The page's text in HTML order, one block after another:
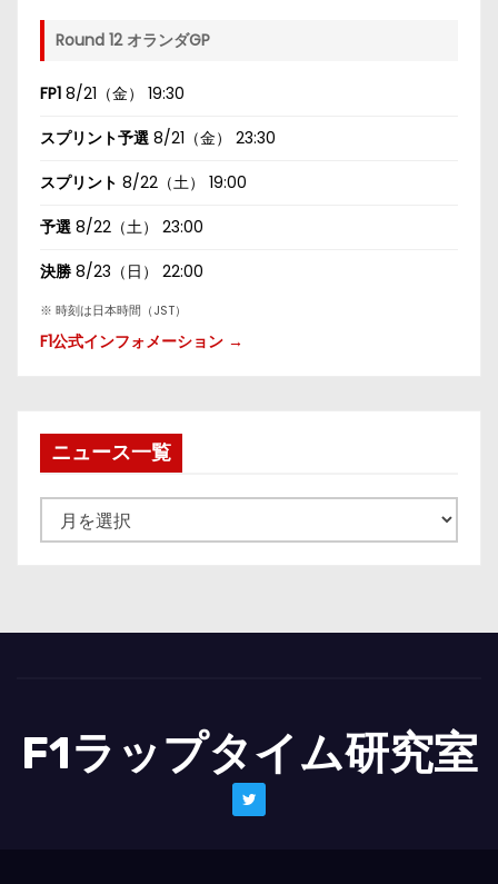
Round 12 オランダGP
FP1 8/21（金） 19:30
スプリント予選 8/21（金） 23:30
スプリント 8/22（土） 19:00
予選 8/22（土） 23:00
決勝 8/23（日） 22:00
※ 時刻は日本時間（JST）
F1公式インフォメーション →
ニュース一覧
ュ
一
F1ラップタイム研究室